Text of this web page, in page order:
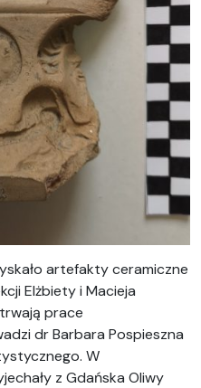
artefakty ceramiczne
Elżbiety i Macieja
prace
dr Barbara Pospieszna
W
z Gdańska Oliwy